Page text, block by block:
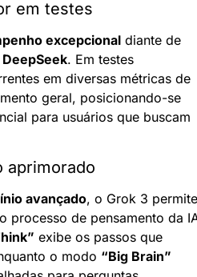
em testes
excepcional diante de
DeepSeek. Em testes
em diversas métricas de
geral, posicionando-se
para usuários que buscam
aprimorado
avançado, o Grok 3 permite
processo de pensamento da
exibe os passos que
o modo “Big Brain”